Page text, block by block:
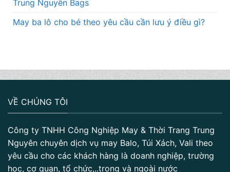
Trung Nguyên Bags
May ba lô cho bé theo yêu cầu cần lưu ý điều gì?
VỀ CHÚNG TÔI
Công ty TNHH Công Nghiệp May & Thời Trang Trung
Nguyên chuyên dịch vụ may Balo, Túi Xách, Vali theo
yêu cầu cho các khách hàng là doanh nghiệp, trường
học, cơ quan, tổ chức,..trong và ngoài nước